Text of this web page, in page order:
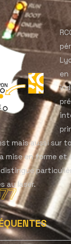
en
mais aussi sur
mise en forme et
au laser.